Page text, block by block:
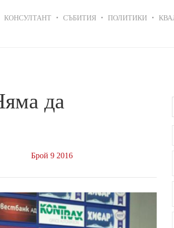
КОНСУЛТАНТ СЪБИТИЯ ПОЛИТИКИ
да
Брой 9 2016